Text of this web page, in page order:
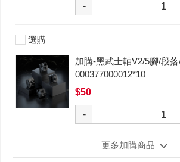
-
選購
加購-黑武士軸V2/5腳/段
000377000012*10
$50
-
更多加購商品